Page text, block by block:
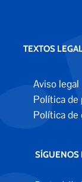
TEXTOS
Aviso legal
Política de
Política de
SÍGUENOS